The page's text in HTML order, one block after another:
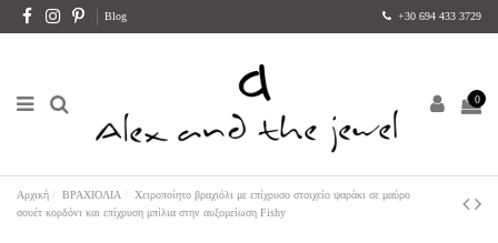
Blog +30 694 433 3729
0
Αρχική ΒΡΑΧΙΟΛΙΑ
Χειροποίητο βραχιόλι με επίχρυσο στοιχείο ψαράκι σε μαύρο
σουέτ κορδόνι και επίχρυση μπίλια στην αυξομείωση Fishy